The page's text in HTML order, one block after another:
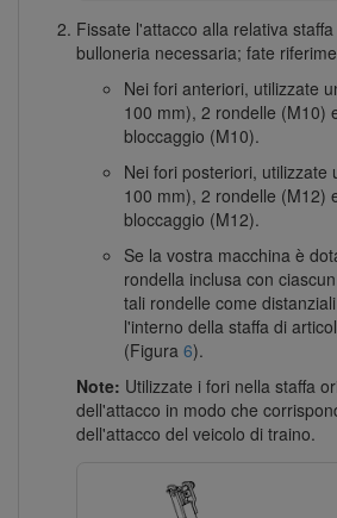
Fissate l'attacco alla relativa
bulloneria necessaria; fate
Nei fori anteriori, utilizzate
100 mm), 2 rondelle (M10)
bloccaggio (M10).
Nei fori posteriori, utilizzate
100 mm), 2 rondelle (M12)
bloccaggio (M12).
Se la vostra macchina è
rondella inclusa con
tali rondelle come
l'interno della staffa di
(Figura 6).
Note: Utilizzate i fori nella staffa
dell'attacco in modo che
dell'attacco del veicolo di traino.